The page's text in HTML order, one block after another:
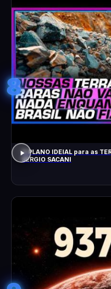
8
O PLANO IDEIAL para as
SÉRGIO SACANI